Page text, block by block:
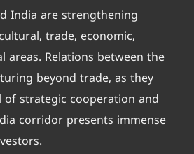
India are strengthening
trade, economic,
areas. Relations between the
beyond trade, as they
of strategic cooperation and
corridor presents immense